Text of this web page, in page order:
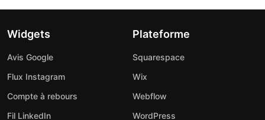
Widgets
Avis Google
Flux Instagram
Compte à rebours
Fil LinkedIn
Plateforme
Squarespace
Wix
Webflow
WordPress